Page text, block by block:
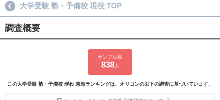
大学受験 塾・予備校 現役 TOP
調査概要
サンプル数
838人
この大学受験 塾・予備校 現役 東海ランキングは、オリコンの以下の調査に基づいています。